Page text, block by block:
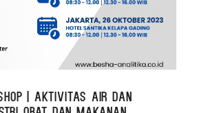
| Aktivitas Air dan